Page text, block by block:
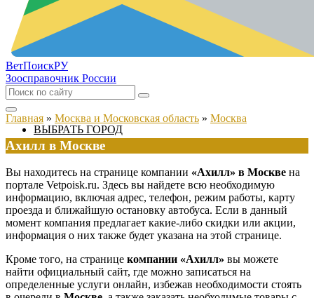
ВетПоискРУ
Зоосправочник России
ВЫБРАТЬ ГОРОД
Главная » Москва и Московская область » Москва
Ахилл в Москве
Вы находитесь на странице компании «Ахилл» в Москве на
портале Vetpoisk.ru. Здесь вы найдете всю необходимую
информацию, включая адрес, телефон, режим работы, карту
проезда и ближайшую остановку автобуса. Если в данный
момент компания предлагает какие-либо скидки или акции,
информация о них также будет указана на этой странице.
Кроме того, на странице компании «Ахилл» вы можете
найти официальный сайт, где можно записаться на
определенные услуги онлайн, избежав необходимости стоять